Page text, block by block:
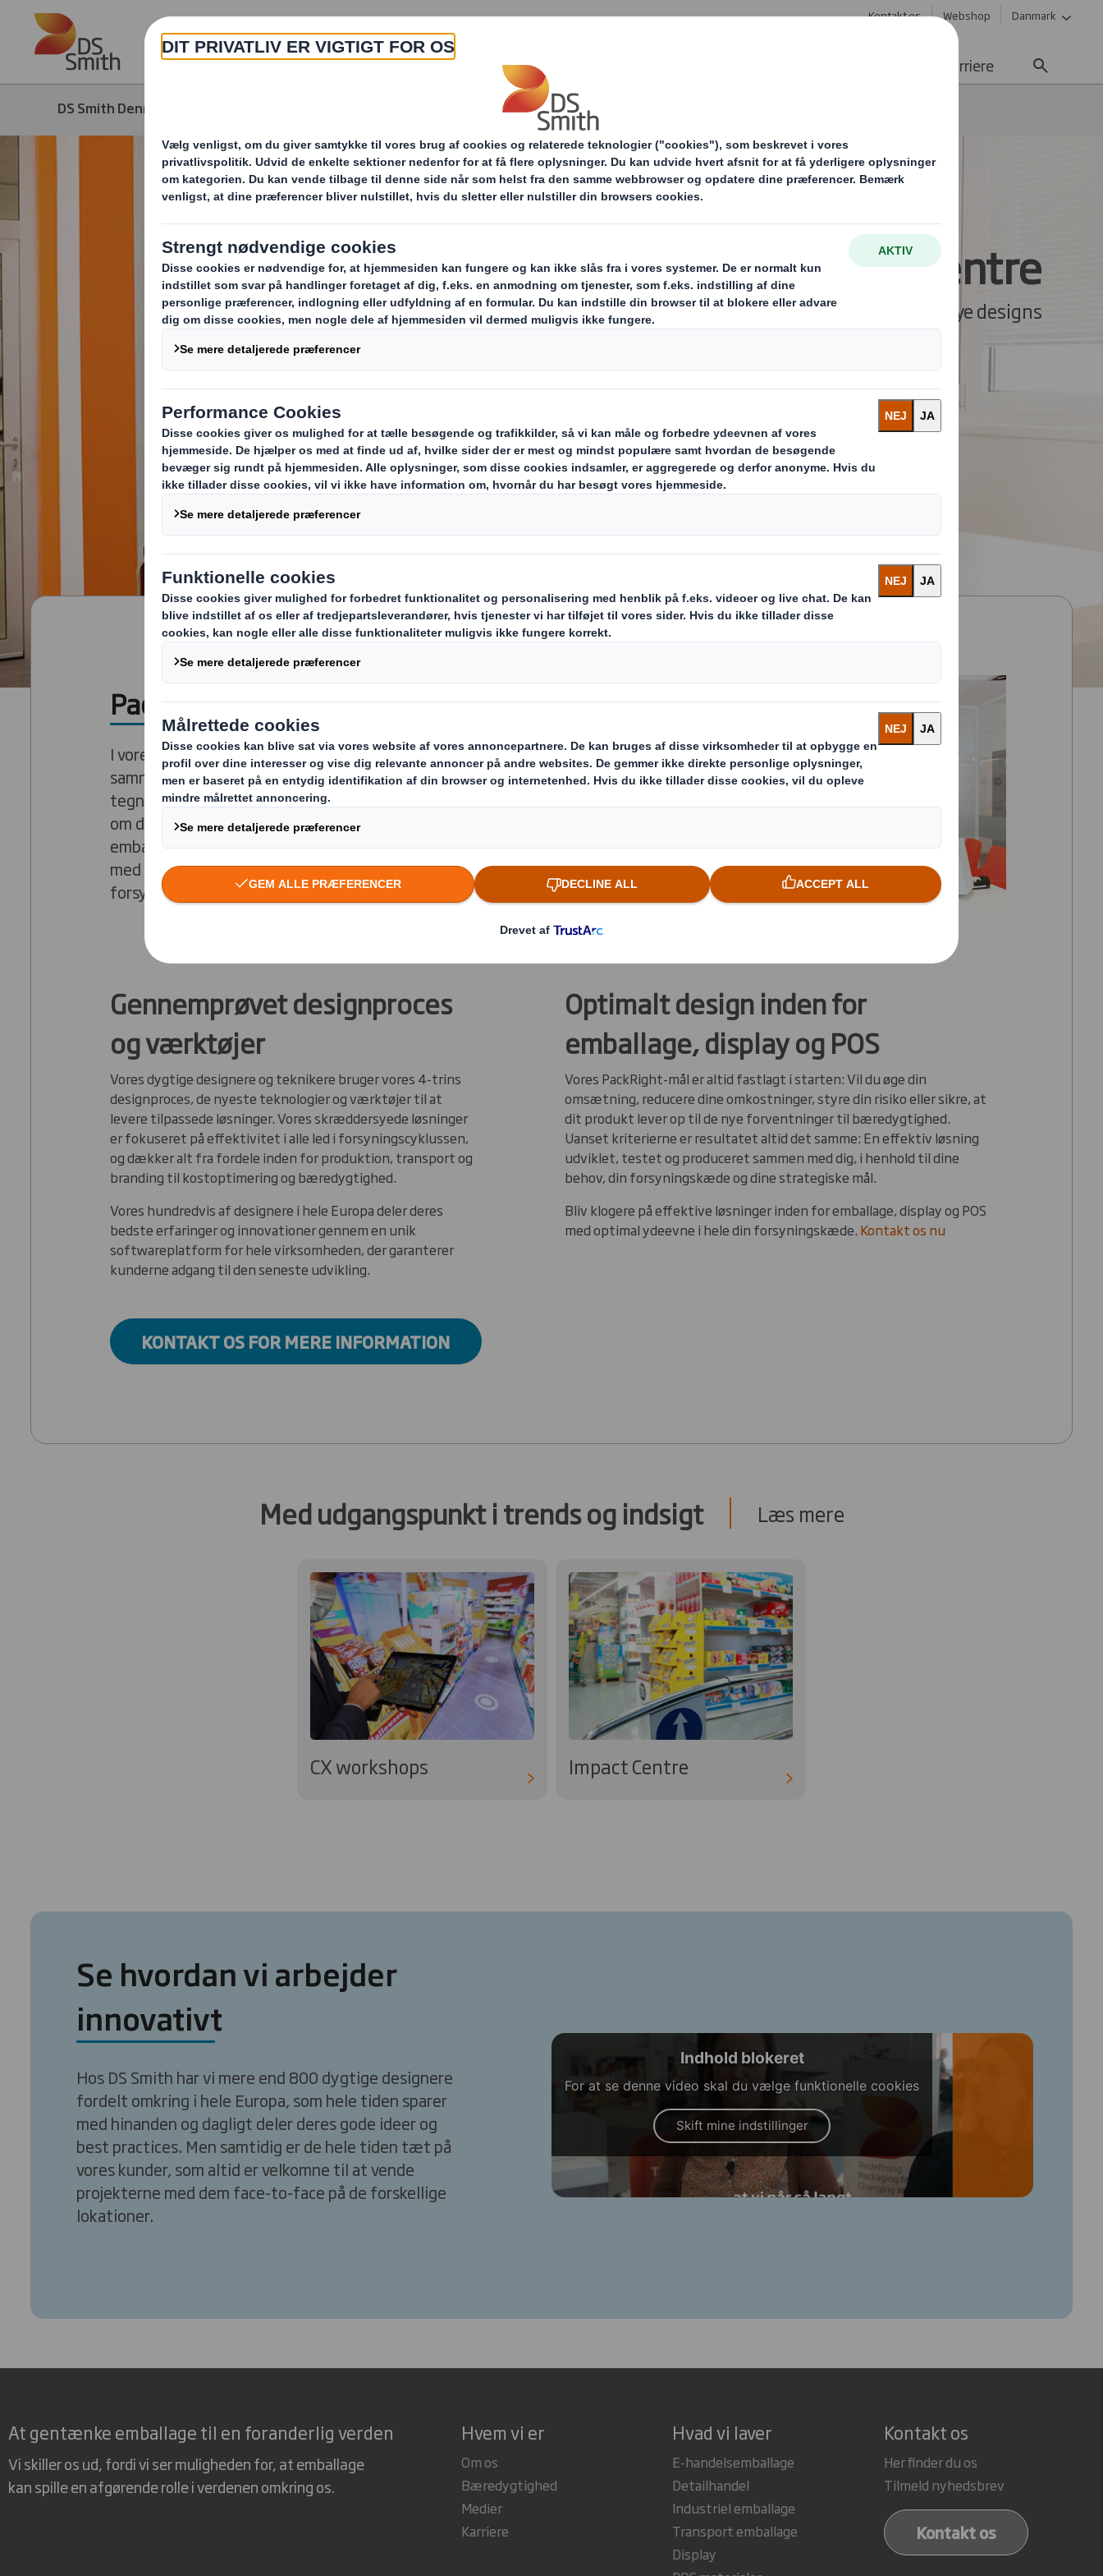
Skip to main content Kontakt os Webshop Danmark
Produkter & Services Karriere
DS Smith Denmark Hvordan vi samarbejder innovativt med dig
PackRight Centre
Skab banebrydende nye designs
PackRight Centre
I vores PackRight Centre smøger vi ærmerne op
sammen med dig og bringer inspiration fra
tegnebrættet ud i virkeligheden. Vi samarbejder
om det helt rigtige design til løsninger inden for
emballage, display og POS, der samtidig bidrager
med effektivitet til de andre led i
forsyningskæden.
Gennemprøvet designproces
og værktøjer
Vores dygtige designere og teknikere bruger vores 4-trins
designproces, de nyeste teknologier og værktøjer til at
levere tilpassede løsninger. Vores skræddersyede løsninger
er fokuseret på effektivitet i alle led i forsyningscyklussen,
og dækker alt fra fordele inden for produktion, transport og
branding til kostoptimering og bæredygtighed.
Vores hundredvis af designere i hele Europa deler deres
bedste erfaringer og innovationer gennem en unik
softwareplatform for hele virksomheden, der garanterer
kunderne adgang til den seneste udvikling.
Optimalt design inden for
emballage, display og POS
Vores PackRight-mål er altid fastlagt i starten: Vil du øge din
omsætning, reducere dine omkostninger, styre din risiko eller sikre, at
dit produkt lever op til de nye forventninger til bæredygtighed.
Uanset kriterierne er resultatet altid det samme: En effektiv løsning
udviklet, testet og produceret sammen med dig, i henhold til dine
behov, din forsyningskæde og dine strategiske mål.
Bliv klogere på effektive løsninger inden for emballage, display og POS
med optimal ydeevne i hele din forsyningskæde. Kontakt os nu
KONTAKT OS FOR MERE INFORMATION
Med udgangspunkt i trends og indsigt Læs mere
CX workshops Impact Centre
Indhold blokeret
For at se denne video skal du vælge funktionelle cookies
Skift mine indstillinger
Se hvordan vi arbejder
innovativt
Hos DS Smith har vi mere end 800 dygtige designere
fordelt omkring i hele Europa, som hele tiden sparer
med hinanden og dagligt deler deres gode ideer og
best practices. Men samtidig er de hele tiden tæt på
vores kunder, som altid er velkomne til at vende
projekterne med dem face-to-face på de forskellige
lokationer.
At gentænke emballage til en foranderlig verden
Vi skiller os ud, fordi vi ser muligheden for, at emballage
kan spille en afgørende rolle i verdenen omkring os.
Hvem vi er
Om os
Bæredygtighed
Medier
Karriere
Hvad vi laver
E-handelsemballage
Detailhandel
Industriel emballage
Transport emballage
Display
Kontakt os
Her finder du os
Tilmeld nyhedsbrev
Kontakt os